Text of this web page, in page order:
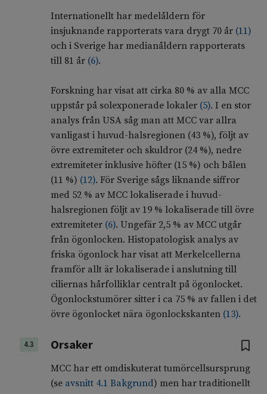
Internationellt har medelåldern för
insjuknande rapporterats vara drygt 70 år (11)
och i Sverige har medianåldern rapporterats
till 81 år (6).
Forskning har visat att cirka 80 % av alla MCC
uppstår på solexponerade lokaler (5). I en stor
analys från USA såg man att MCC var allra
vanligast i huvud-halsregionen (43 %), följt av
övre extremiteter och skuldror (24 %), nedre
extremiteter inklusive höfter (15 %) och bålen
(11 %) (12). För Sverige sågs liknande siffror
med 52 % av MCC lokaliserade i huvud-
halsregionen följt av 19 % lokaliserade till övre
extremiteter (6). Ungefär 2,5 % av MCC utgår
från ögonlocken. Histopatologisk analys av
friska ögonlock har visat att Merkelcellerna
framför allt är lokaliserade i anslutning till
ciliernas hårfolliklar centralt på ögonlocket.
Ögonlockstumörer sitter i ca 75 % av fallen i det
övre ögonlocket nära ögonlockskanten (13).
4.3 Orsaker
MCC har ett omdiskuterat tumörcellsursprung
(se avsnitt 4.1 Bakgrund) men har traditionellt